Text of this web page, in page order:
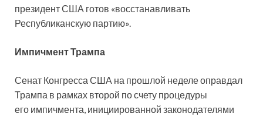
президент США готов «восстанавливать
Республиканскую партию».
Импичмент Трампа
Сенат Конгресса США на прошлой неделе оправдал
Трампа в рамках второй по счету процедуры
его импичмента, инициированной законодателями